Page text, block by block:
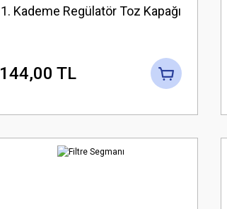
1. Kademe Regülatör Toz Kapağı
144,00 TL